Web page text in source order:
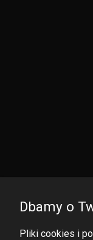
Dbamy o
Pliki cookies i